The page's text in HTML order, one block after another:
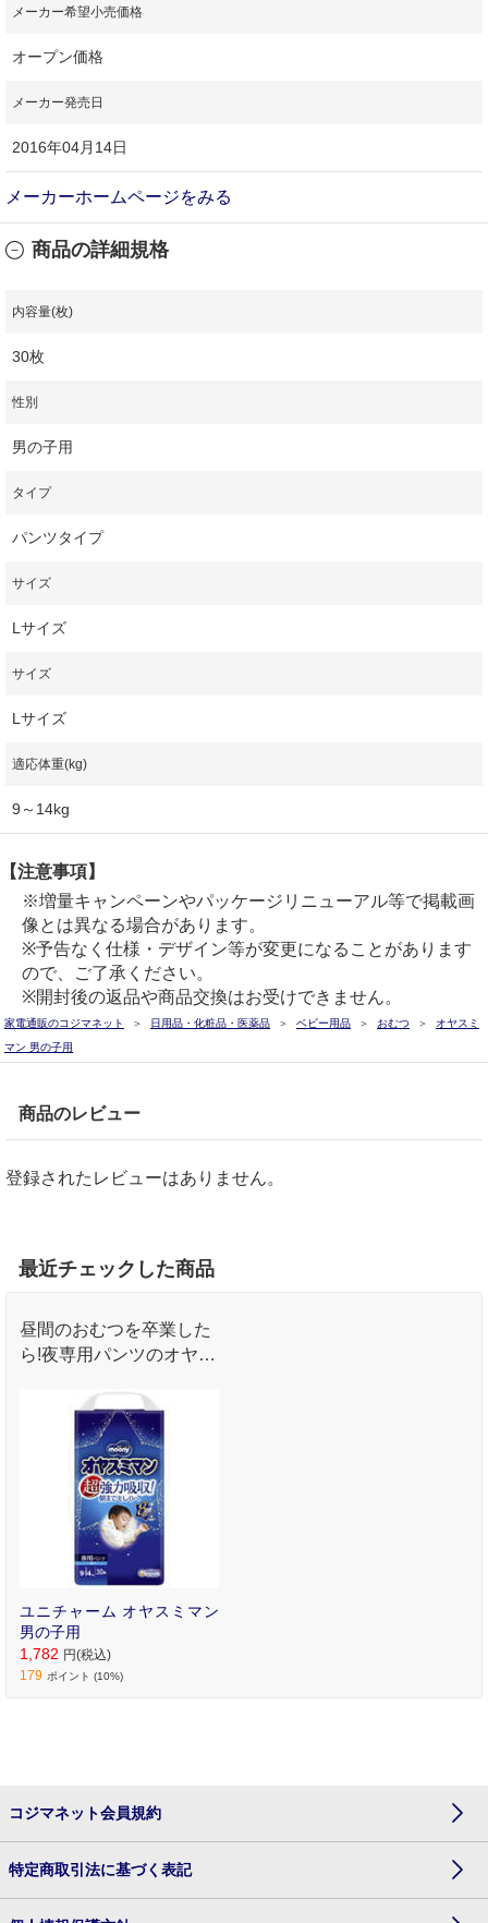
メーカー希望小売価格
オープン価格
メーカー発売日
2016年04月14日
メーカーホームページをみる
商品の詳細規格
内容量(枚)
30枚
性別
男の子用
タイプ
パンツタイプ
サイズ
Lサイズ
サイズ
Lサイズ
適応体重(kg)
9～14kg
【注意事項】
※増量キャンペーンやパッケージリニューアル等で掲載画
像とは異なる場合があります。
※予告なく仕様・デザイン等が変更になることがあります
ので、ご了承ください。
※開封後の返品や商品交換はお受けできません。
家電通販のコジマネット 日用品・化粧品・医薬品 ベビー用品 おむつ
オヤスミ
マン 男の子用
商品のレビュー
登録されたレビューはありません。
最近チェックした商品
昼間のおむつを卒業した
ら!夜専用パンツのオヤス
ないから朝まで安心!
ユニチャーム オヤスミマン
男の子用
1,782 円(税込)
179 ポイント (10%)
コジマネット会員規約
特定商取引法に基づく表記